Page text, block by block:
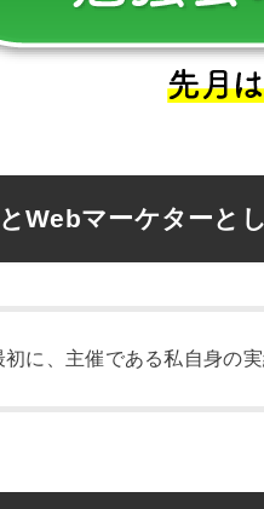
Webマーケターと
初に、主催である私自身の実